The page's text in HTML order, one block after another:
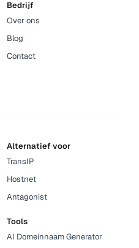
Bedrijf
Over ons
Blog
Contact
Alternatief voor
TransIP
Hostnet
Antagonist
Tools
AI Domeinnaam Generator